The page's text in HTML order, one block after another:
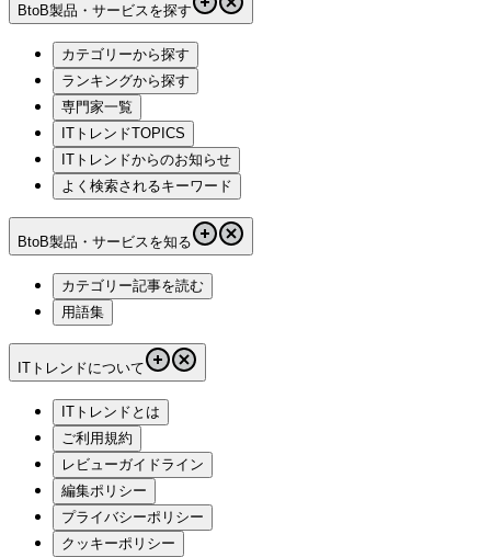
BtoB製品・サービスを探す
カテゴリーから探す
ランキングから探す
専門家一覧
ITトレンドTOPICS
ITトレンドからのお知らせ
よく検索されるキーワード
BtoB製品・サービスを知る
カテゴリー記事を読む
用語集
ITトレンドについて
ITトレンドとは
ご利用規約
レビューガイドライン
編集ポリシー
プライバシーポリシー
クッキーポリシー